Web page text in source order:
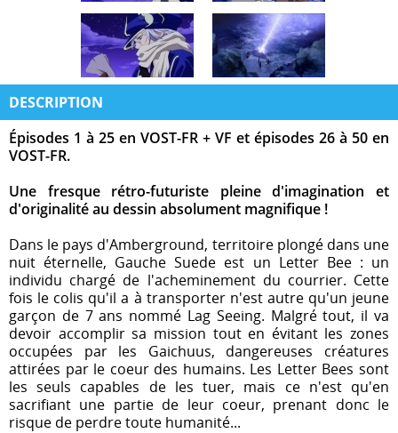
DESCRIPTION
Épisodes 1 à 25 en VOST-FR + VF et épisodes 26 à 50 en
VOST-FR.
Une fresque rétro-futuriste pleine d'imagination et
d'originalité au dessin absolument magnifique !
Dans le pays d'Amberground, territoire plongé dans une
nuit éternelle, Gauche Suede est un Letter Bee : un
individu chargé de l'acheminement du courrier. Cette
fois le colis qu'il a à transporter n'est autre qu'un jeune
garçon de 7 ans nommé Lag Seeing. Malgré tout, il va
devoir accomplir sa mission tout en évitant les zones
occupées par les Gaichuus, dangereuses créatures
attirées par le coeur des humains. Les Letter Bees sont
les seuls capables de les tuer, mais ce n'est qu'en
sacrifiant une partie de leur coeur, prenant donc le
risque de perdre toute humanité...